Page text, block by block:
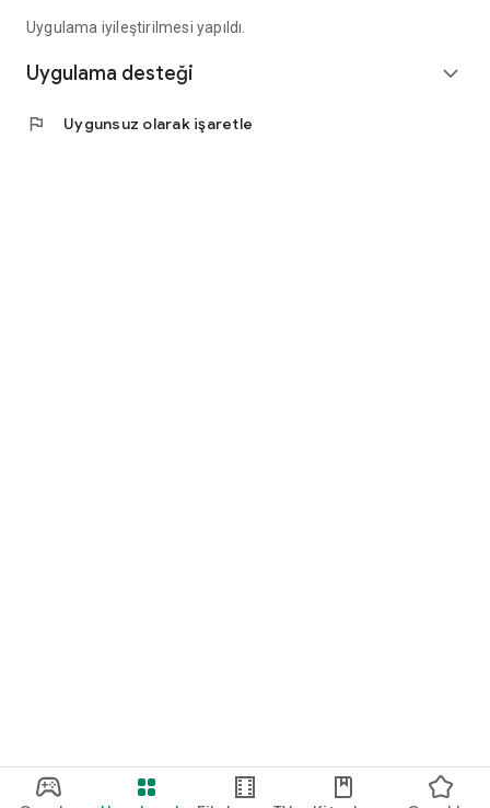
Uygulama iyileştirilmesi yapıldı.
Uygulama desteği expand_more
flag Uygunsuz olarak işaretle